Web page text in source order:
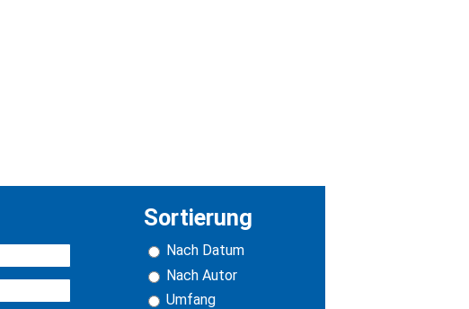
Sortierung
Nach Datum
Nach Autor
Umfang